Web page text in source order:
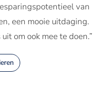
van
een mooie uitdaging.
om ook mee te doen.”